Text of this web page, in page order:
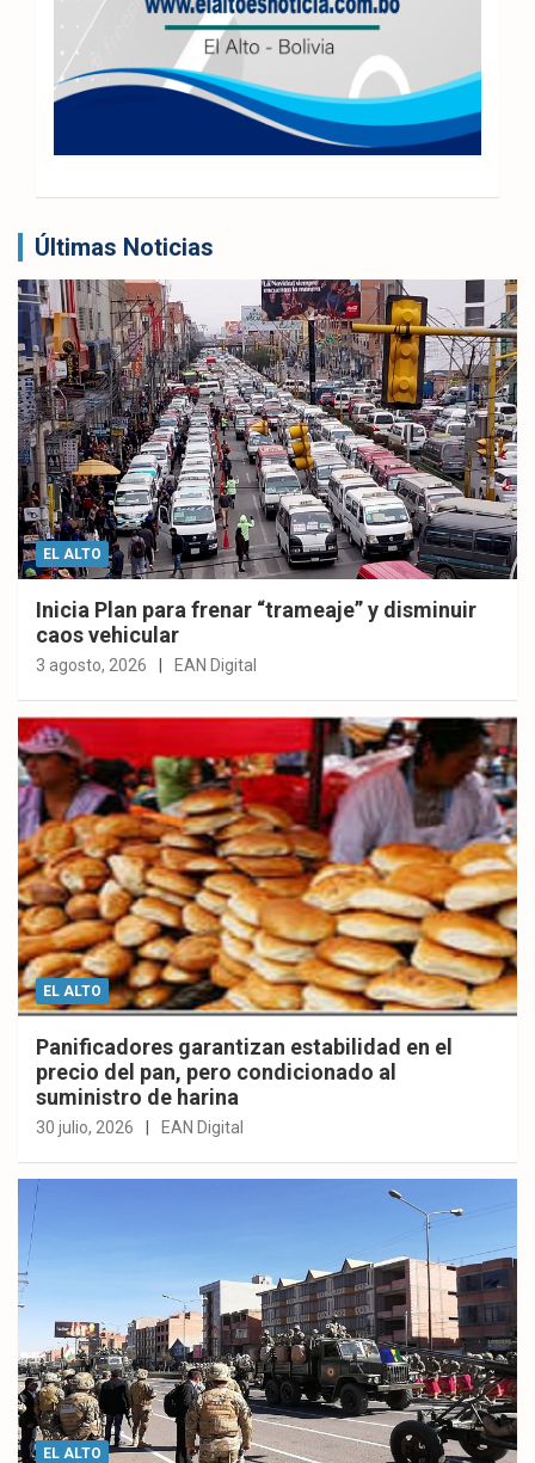
Últimas Noticias
EL ALTO
Inicia Plan para frenar “trameaje” y disminuir
caos vehicular
3 agosto, 2026 EAN Digital
EL ALTO
Panificadores garantizan estabilidad en el
precio del pan, pero condicionado al
suministro de harina
30 julio, 2026 EAN Digital
EL ALTO